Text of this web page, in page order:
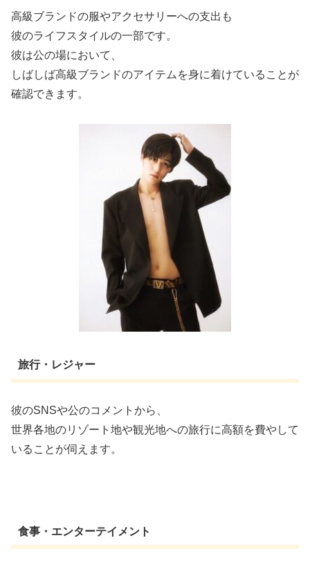
高級ブランドの服やアクセサリーへの支出も
彼のライフスタイルの一部です。
彼は公の場において、
しばしば高級ブランドのアイテムを身に着けていることが
確認できます。
旅行・レジャー
彼のSNSや公のコメントから、
世界各地のリゾート地や観光地への旅行に高額を費やして
いることが伺えます。
食事・エンターテイメント